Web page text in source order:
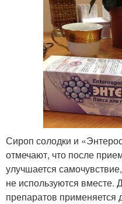
Сироп солодки и
отмечают, что после
улучшается
не используются вместе.
препаратов